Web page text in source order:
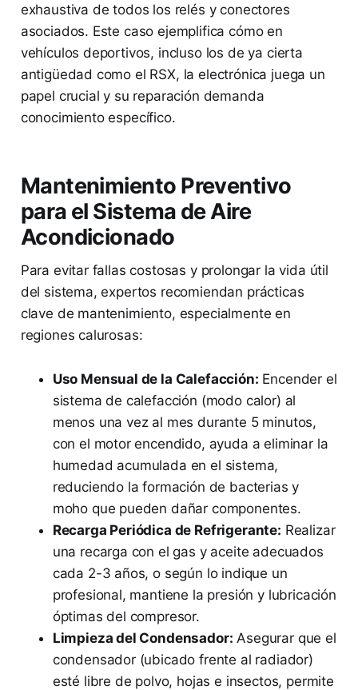
exhaustiva de todos los relés y conectores
asociados. Este caso ejemplifica cómo en
vehículos deportivos, incluso los de ya cierta
antigüedad como el RSX, la electrónica juega un
papel crucial y su reparación demanda
conocimiento específico.
Mantenimiento Preventivo
para el Sistema de Aire
Acondicionado
Para evitar fallas costosas y prolongar la vida útil
del sistema, expertos recomiendan prácticas
clave de mantenimiento, especialmente en
regiones calurosas:
Uso Mensual de la Calefacción: Encender el
sistema de calefacción (modo calor) al
menos una vez al mes durante 5 minutos,
con el motor encendido, ayuda a eliminar la
humedad acumulada en el sistema,
reduciendo la formación de bacterias y
moho que pueden dañar componentes.
Recarga Periódica de Refrigerante: Realizar
una recarga con el gas y aceite adecuados
cada 2-3 años, o según lo indique un
profesional, mantiene la presión y lubricación
óptimas del compresor.
Limpieza del Condensador: Asegurar que el
condensador (ubicado frente al radiador)
esté libre de polvo, hojas e insectos, permite